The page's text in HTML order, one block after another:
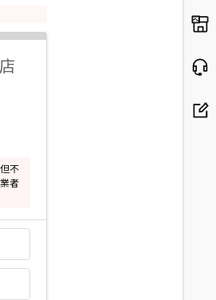
不
者